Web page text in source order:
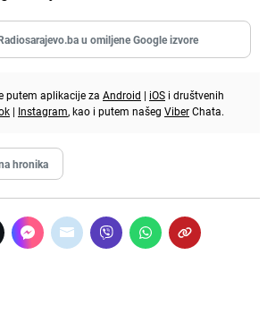
u omiljene Google izvore
putem aplikacije za Android | iOS i društvenih
| Instagram, kao i putem našeg ViberChata.
hronika